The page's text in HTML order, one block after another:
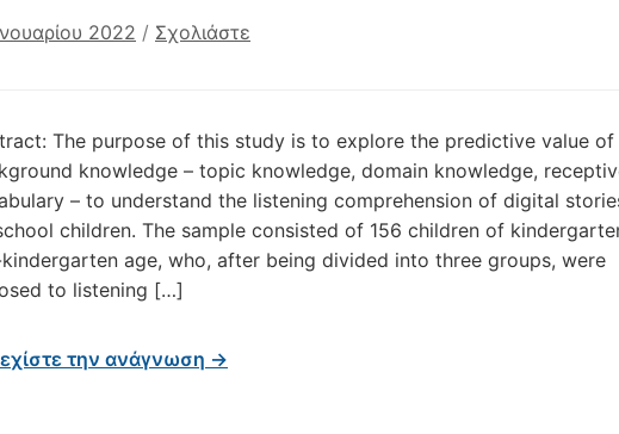
2022 / Σχολιάστε
The purpose of this study is to explore the predictive value of
knowledge – topic knowledge, domain knowledge,
– to understand the listening comprehension of digital
children. The sample consisted of 156 children of
age, who, after being divided into three groups, were
to listening […]
την ανάγνωση →